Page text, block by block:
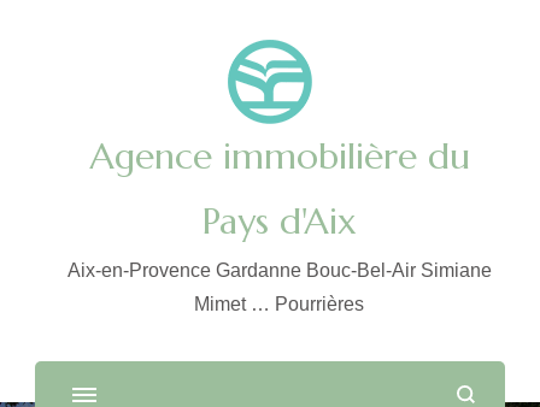
Agence immobilière du
Pays d'Aix
Aix-en-Provence Gardanne Bouc-Bel-Air Simiane
Mimet … Pourrières